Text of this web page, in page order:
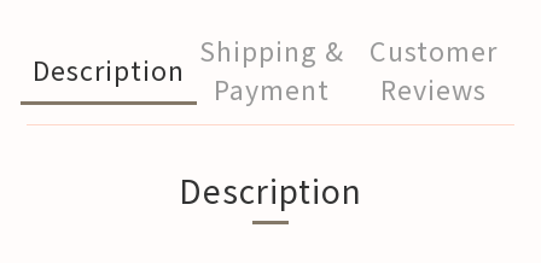
Description
Shipping &
Payment
Customer
Reviews
Description